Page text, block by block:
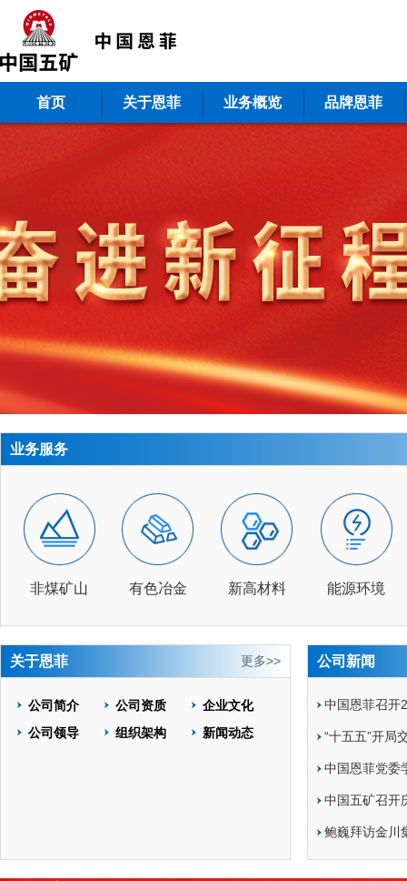
首页 关于恩菲 业务概览 品牌恩菲
业务服务
非煤矿山 有色冶金 新高材料 能源环境
更多>>
关于恩菲
公司简介 公司资质
企业文化
公司领导
组织架构 新闻动态
公司新闻
中国恩菲召开
“十五五”开局
中国恩菲党委
中国五矿召开
鲍巍拜访金川